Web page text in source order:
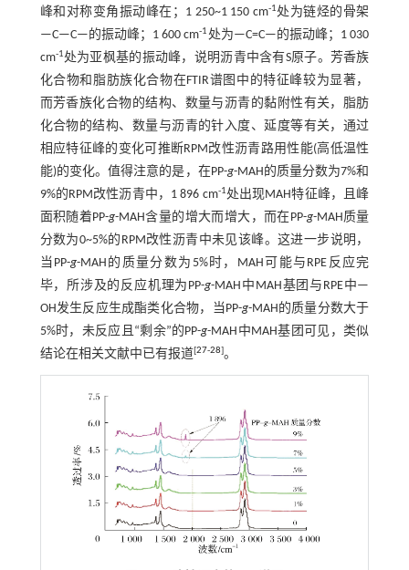
峰和对称变角振动峰在；1 250~1 150 cm-1处为链烃的骨架
—C—C—的振动峰；1 600 cm-1处为—C=C—的振动峰；1 030
cm-1处为亚枫基的振动峰，说明沥青中含有S原子。芳香族
化合物和脂肪族化合物在FTIR谱图中的特征峰较为显著，
而芳香族化合物的结构、数量与沥青的黏附性有关，脂肪
化合物的结构、数量与沥青的针入度、延度等有关，通过
相应特征峰的变化可推断RPM改性沥青路用性能(高低温性
能)的变化。值得注意的是，在PP-g-MAH的质量分数为7%和
9%的RPM改性沥青中，1 896 cm-1处出现MAH特征峰，且峰
面积随着PP-g-MAH含量的增大而增大，而在PP-g-MAH质量
分数为0~5%的RPM改性沥青中未见该峰。这进一步说明，
当PP-g-MAH的质量分数为5%时，MAH可能与RPE反应完
毕，所涉及的反应机理为PP-g-MAH中MAH基团与RPE中—
OH发生反应生成酯类化合物，当PP-g-MAH的质量分数大于
5%时，未反应且“剩余”的PP-g-MAH中MAH基团可见，类似
结论在相关文献中已有报道[27-28]。